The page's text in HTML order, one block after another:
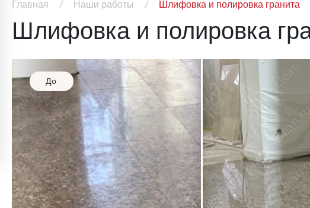
Главная / Наши работы / Шлифовка и полировка гранита
Шлифовка и полировка